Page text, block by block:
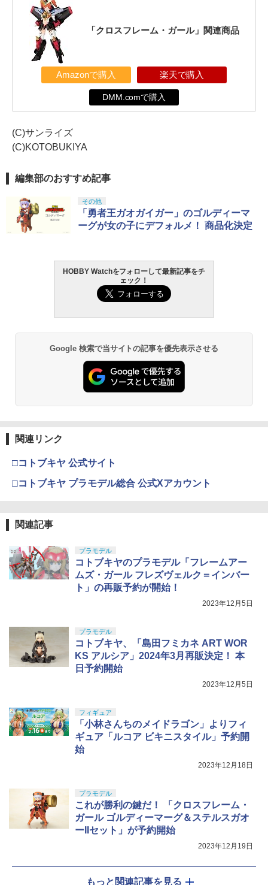
「クロスフレーム・ガール」関連商品
Amazonで購入 楽天で購入
DMM.comで購入
(C)サンライズ
(C)KOTOBUKIYA
編集部のおすすめ記事
その他
「勇者王ガオガイガー」のゴルディーマ
ーグが女の子にデフォルメ！ 商品化決定
HOBBY Watchをフォローして最新記事をチ
ェック！
Google 検索で当サイトの記事を優先表示させる
関連リンク
□コトブキヤ 公式サイト
□コトブキヤ プラモデル総合 公式Xアカウント
関連記事
プラモデル
コトブキヤのプラモデル「フレームアー
ムズ・ガール フレズヴェルク＝インバー
ト」の再販予約が開始！
2023年12月5日
プラモデル
コトブキヤ、「島田フミカネ ART WOR
KS アルシア」2024年3月再販決定！ 本
日予約開始
2023年12月5日
フィギュア
「小林さんちのメイドラゴン」よりフィ
ギュア「ルコア ビキニスタイル」予約開
始
2023年12月18日
プラモデル
これが勝利の鍵だ！ 「クロスフレーム・
ガール ゴルディーマーグ＆ステルスガオ
ーIIセット」が予約開始
2023年12月19日
もっと関連記事を見る